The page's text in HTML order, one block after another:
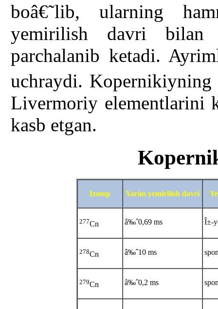
boâ€˜lib, ularning
yemirilish davri
parchalanib ketadi.
uchraydi.
Livermoriy elementlarini
kasb etgan.
Izotop Yarim yemirilish davri
277Cn â‰ˆ0,69 ms Î±-
278Cn â‰ˆ10 ms
279Cn â‰ˆ0,2 ms